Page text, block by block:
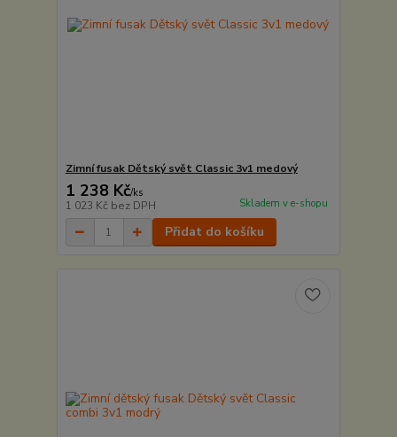
Zimní fusak Dětský svět Classic 3v1 medový
1 238 Kč/ks
1 023 Kč bez DPH Skladem v e-shopu
Přidat do košíku